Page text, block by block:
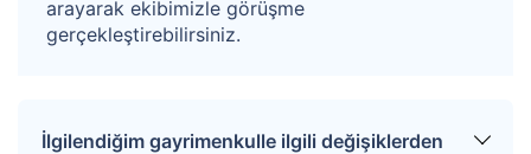
duş ve 2 adet balkon hacimlerinden oluşmaktadır.
arayarak ekibimizle görüşme
gerçekleştirebilirsiniz.
İlgilendiğim gayrimenkulle ilgili değişiklerden